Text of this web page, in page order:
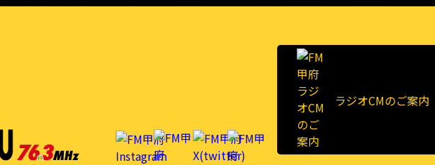
ラジオCMのご案内